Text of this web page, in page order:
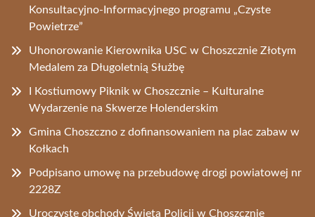
Konsultacyjno-Informacyjnego programu „Czyste
Powietrze”
Uhonorowanie Kierownika USC w Choszcznie Złotym
Medalem za Długoletnią Służbę
I Kostiumowy Piknik w Choszcznie – Kulturalne
Wydarzenie na Skwerze Holenderskim
Gmina Choszczno z dofinansowaniem na plac zabaw w
Kołkach
Podpisano umowę na przebudowę drogi powiatowej nr
2228Z
Uroczyste obchody Święta Policji w Choszcznie